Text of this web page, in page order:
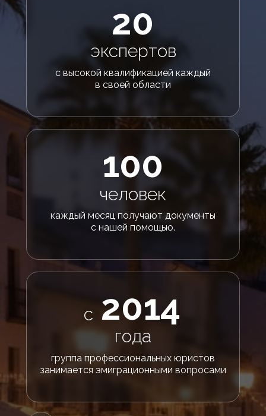
экспертов
с высокой квалификацией каждый
в своей области
20
человек
каждый месяц получают документы
с нашей помощью.
100
года
группа профессиональных юристов
занимается эмиграционными вопросами
2014
с